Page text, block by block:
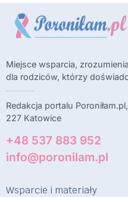
Miejsce wsparcia,
dla rodziców, którzy
Redakcja portalu
227 Katowice
+48 537 883 952
info@poronilam.pl
Wsparcie i materiały